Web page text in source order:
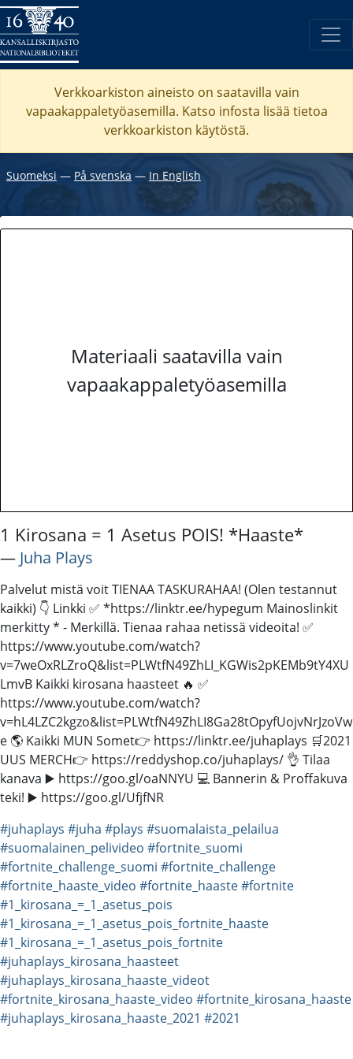
Verkkoarkiston aineisto on saatavilla vain
vapaakappaletyöasemilla. Katso infosta lisää tietoa
verkkoarkiston käytöstä.
Suomeksi ― På svenska ― In English
Materiaali saatavilla vain
vapaakappaletyöasemilla
1 Kirosana = 1 Asetus POIS! *Haaste*
― Juha Plays
Palvelut mistä voit TIENAA TASKURAHAA! (Olen testannut
kaikki) 👇 Linkki ✅ *https://linktr.ee/hypegum Mainoslinkit
merkitty * - Merkillä. Tienaa rahaa netissä videoita! ✅
https://www.youtube.com/watch?
v=7weOxRLZroQ&list=PLWtfN49ZhLI_KGWis2pKEMb9tY4XU
LmvB Kaikki kirosana haasteet 🔥 ✅
https://www.youtube.com/watch?
v=hL4LZC2kgzo&list=PLWtfN49ZhLI8Ga28tOpyfUojvNrJzoVw
e 🌎 Kaikki MUN Somet👉 https://linktr.ee/juhaplays 🛒2021
UUS MERCH👉 https://reddyshop.co/juhaplays/ 👌 Tilaa
kanava ▶️ https://goo.gl/oaNNYU 💻 Bannerin & Proffakuva
teki! ▶️ https://goo.gl/UfjfNR
#juhaplays #juha #plays #suomalaista_pelailua
#suomalainen_pelivideo #fortnite_suomi
#fortnite_challenge_suomi #fortnite_challenge
#fortnite_haaste_video #fortnite_haaste#fortnite
#1_kirosana_=_1_asetus_pois
#1_kirosana_=_1_asetus_pois_fortnite_haaste
#1_kirosana_=_1_asetus_pois_fortnite
#juhaplays_kirosana_haasteet
#juhaplays_kirosana_haaste_videot
#fortnite_kirosana_haaste_video #fortnite_kirosana_haaste
#juhaplays_kirosana_haaste_2021 #2021